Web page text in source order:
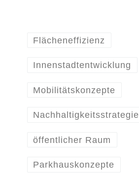
Flächeneffizienz
Innenstadtentwicklung
Mobilitätskonzepte
Nachhaltigkeitsstrategie
öffentlicher Raum
Parkhauskonzepte